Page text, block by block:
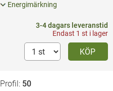
Energimärkning
3-4 dagars leveranstid
Endast 1 st i lager
KÖP
Profil 50